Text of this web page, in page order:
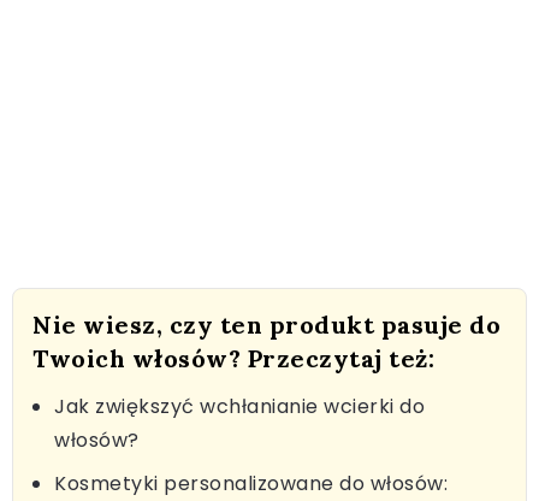
Nie wiesz, czy ten produkt pasuje do
Twoich włosów? Przeczytaj też:
Jak zwiększyć wchłanianie wcierki do
włosów?
Kosmetyki personalizowane do włosów: